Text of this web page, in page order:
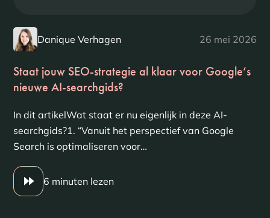
Danique Verhagen 26 mei 2026
Staat jouw SEO-strategie al klaar voor Google’s
nieuwe AI-searchgids?
In dit artikelWat staat er nu eigenlijk in deze AI-
searchgids?1. “Vanuit het perspectief van Google
Search is optimaliseren voor…
6 minuten lezen